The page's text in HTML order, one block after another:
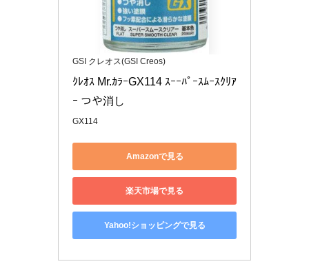
GSI クレオス(GSI Creos)
ｸﾚｵｽ Mr.ｶﾗｰGX114 ｽｰｰﾊﾟｰｽﾑｰｽｸﾘｱ
ｰ つや消し
GX114
Amazonで見る
楽天市場で見る
Yahoo!ショッピングで見る